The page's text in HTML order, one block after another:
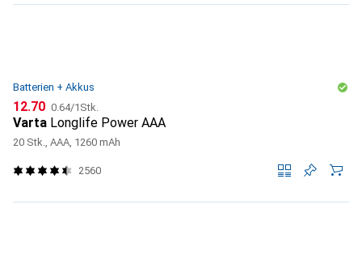
Batterien + Akkus
CHF
12.70 CHF
0.64/1Stk.
Varta Longlife Power AAA
20 Stk., AAA, 1260 mAh
2560